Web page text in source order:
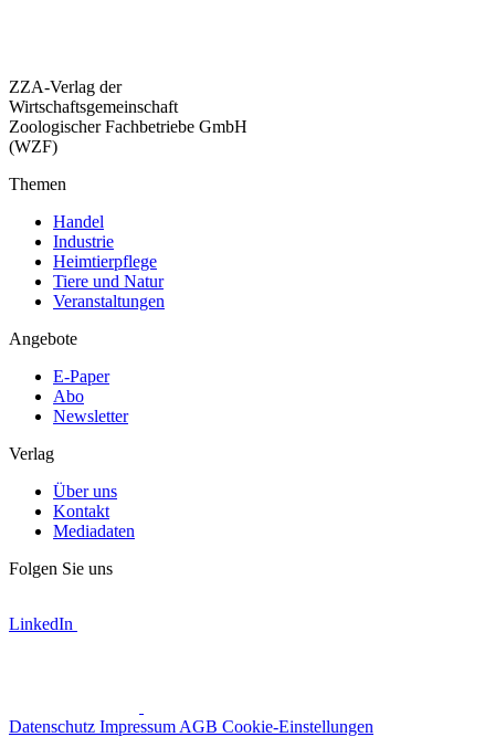
ZZA-Verlag der
Wirtschaftsgemeinschaft
Zoologischer Fachbetriebe GmbH
(WZF)
Themen
Handel
Industrie
Heimtierpflege
Tiere und Natur
Veranstaltungen
Angebote
E-Paper
Abo
Newsletter
Verlag
Über uns
Kontakt
Mediadaten
Folgen Sie uns
LinkedIn
Datenschutz Impressum AGB Cookie-Einstellungen